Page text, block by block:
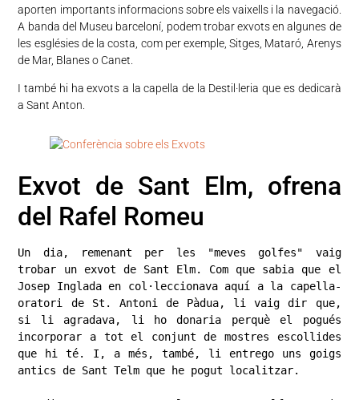
aporten importants informacions sobre els vaixells i la navegació.
A banda del Museu barceloní, podem trobar exvots en algunes de
les esglésies de la costa, com per exemple, Sitges, Mataró, Arenys
de Mar, Blanes o Canet.
I també hi ha exvots a la capella de la Destil·leria que es dedicarà
a Sant Anton.
Exvot de Sant Elm, ofrena
del Rafel Romeu
Un dia, remenant per les "meves golfes" vaig
trobar un exvot de Sant Elm. Com que sabia que el
Josep Inglada en col·leccionava aquí a la capella-
oratori de St. Antoni de Pàdua, li vaig dir que,
si li agradava, li ho donaria perquè el pogués
incorporar a tot el conjunt de mostres escollides
que hi té. I, a més, també, li entrego uns goigs
antics de Sant Telm que he pogut localitzar.